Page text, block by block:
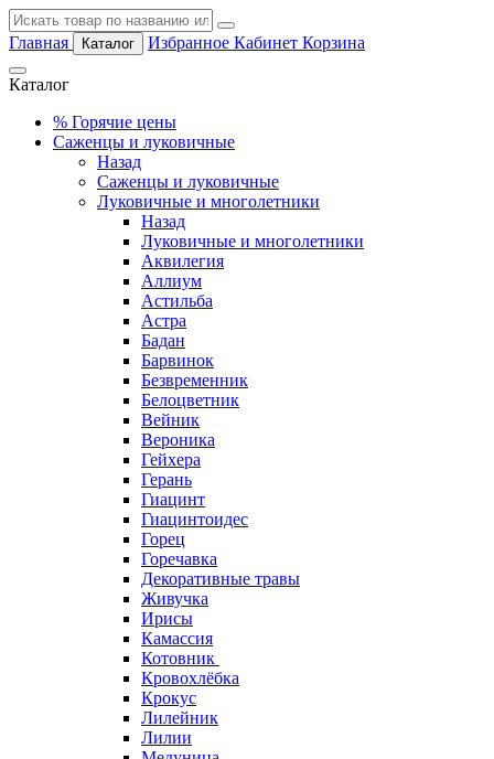
Главная Каталог Избранное Кабинет Корзина
Каталог
% Горячие цены
Саженцы и луковичные
Назад
Саженцы и луковичные
Луковичные и многолетники
Назад
Луковичные и многолетники
Аквилегия
Аллиум
Астильба
Астра
Бадан
Барвинок
Безвременник
Белоцветник
Вейник
Вероника
Гейхера
Герань
Гиацинт
Гиацинтоидес
Горец
Горечавка
Декоративные травы
Живучка
Ирисы
Камассия
Котовник
Кровохлёбка
Крокус
Лилейник
Лилии